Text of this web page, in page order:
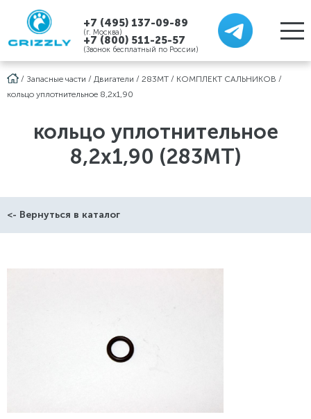
+7 (495) 137-09-89
(г. Москва)
+7 (800) 511-25-57
(Звонок бесплатный по России)
/ Запасные части / Двигатели / 283MT / КОМПЛЕКТ САЛЬНИКОВ /
кольцо уплотнительное 8,2х1,90
кольцо уплотнительное
8,2х1,90 (283MT)
<- Вернуться в каталог